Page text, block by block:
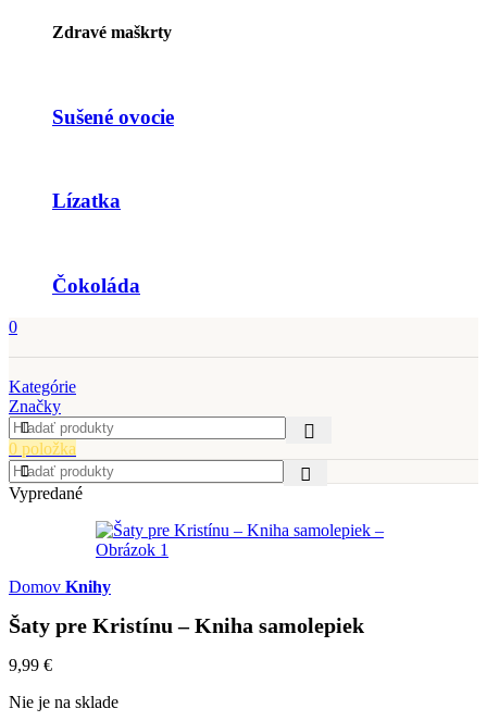
Zdravé maškrty
Sušené ovocie
Lízatka
Čokoláda
0
Kategórie
Značky
0 položka
Vypredané
Domov Knihy
Šaty pre Kristínu – Kniha samolepiek
9,99 €
Nie je na sklade